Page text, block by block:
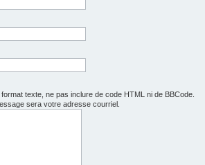
texte, ne pas inclure de code HTML ni de BBCode.
sera votre adresse courriel.